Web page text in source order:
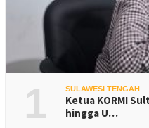
1 SULAWESI TENGAH
Ketua KORMI
hingga U…